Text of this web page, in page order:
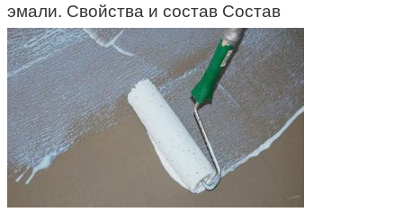
эмали. Свойства и состав Состав